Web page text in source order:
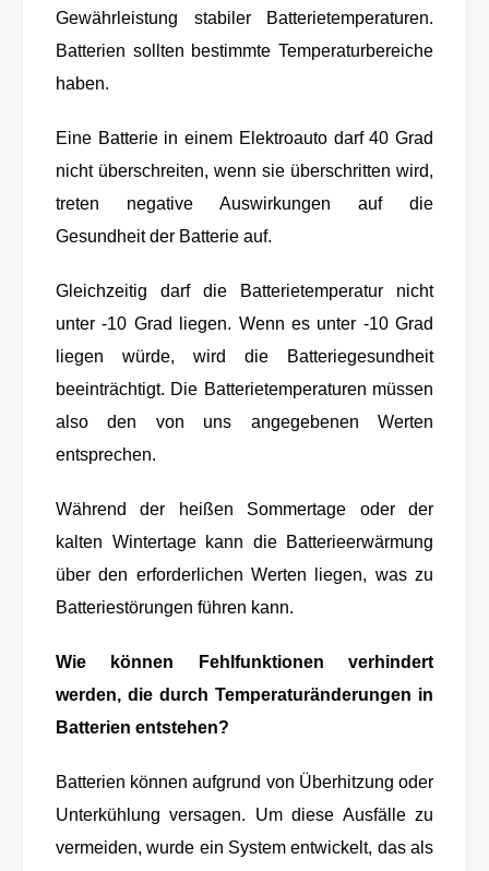
Gewährleistung stabiler Batterietemperaturen.
Batterien sollten bestimmte Temperaturbereiche
haben.
Eine Batterie in einem Elektroauto darf 40 Grad
nicht überschreiten, wenn sie überschritten wird,
treten negative Auswirkungen auf die
Gesundheit der Batterie auf.
Gleichzeitig darf die Batterietemperatur nicht
unter -10 Grad liegen. Wenn es unter -10 Grad
liegen würde, wird die Batteriegesundheit
beeinträchtigt. Die Batterietemperaturen müssen
also den von uns angegebenen Werten
entsprechen.
Während der heißen Sommertage oder der
kalten Wintertage kann die Batterieerwärmung
über den erforderlichen Werten liegen, was zu
Batteriestörungen führen kann.
Wie können Fehlfunktionen verhindert
werden, die durch Temperaturänderungen in
Batterien entstehen?
Batterien können aufgrund von Überhitzung oder
Unterkühlung versagen. Um diese Ausfälle zu
vermeiden, wurde ein System entwickelt, das als